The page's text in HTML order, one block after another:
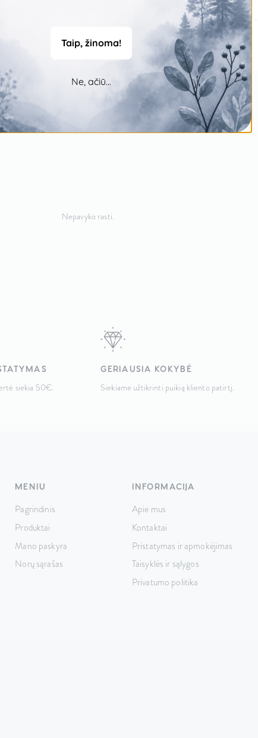
Nepavyko rasti.
siekia 50€.
GERIAUSIA KOKYBĖ
Siekiame užtikrinti puikią kliento patirtį.
MENIU
Pagrindinis
Produktai
Mano paskyra
Norų sąrašas
INFORMACIJA
Apie mus
Kontaktai
Pristatymas ir apmokėjimas
Taisyklės ir sąlygos
Privatumo politika
Taip, žinoma!
Ne, ačiū...